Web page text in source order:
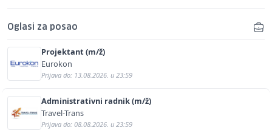
Oglasi za posao
Projektant (m/ž)
Eurokon
Prijava do: 13.08.2026. u 23:59
Administrativni radnik (m/ž)
Travel-Trans
Prijava do: 08.08.2026. u 23:59